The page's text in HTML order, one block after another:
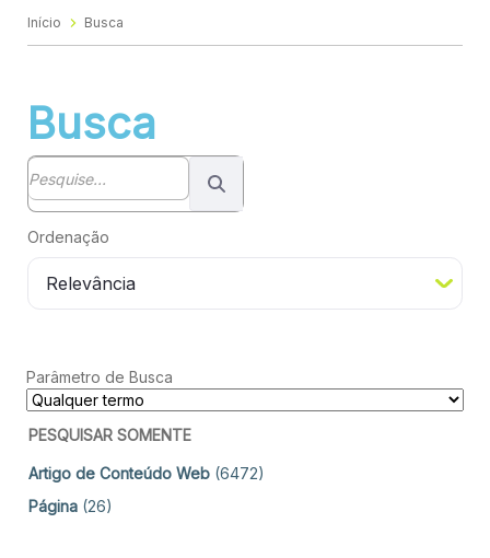
Início Busca
Busca
Barra de busca
Ordenação
Parâmetro de Busca
PESQUISAR SOMENTE
Artigo de Conteúdo Web (6472)
Página (26)